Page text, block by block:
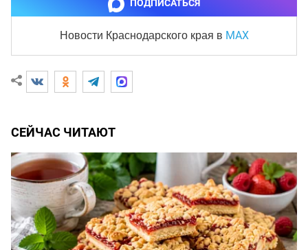
ПОДПИСАТЬСЯ
Новости Краснодарского края в MAX
СЕЙЧАС ЧИТАЮТ